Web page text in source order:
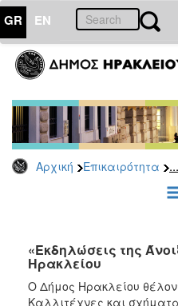
GR EN
Αρχική Επικαιρότητα ...
ΕΠΙΚΑΙΡΟΤΗΤΑ
Τύπου
Αρχείο
2026
2025
2022
2021
2020
«Εκδηλώσεις της
Ηρακλείου
Ο Δήμος Ηρακλείου
Καλλιτέχνες και